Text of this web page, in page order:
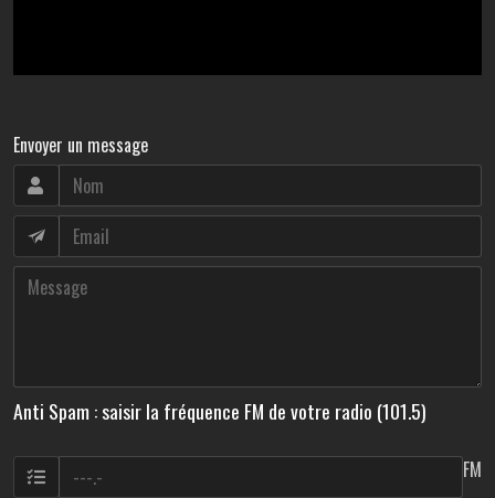
Envoyer un message
Anti Spam : saisir la fréquence FM de votre radio (101.5)
FM